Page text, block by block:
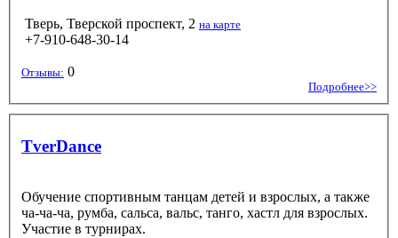
Тверь, Тверской проспект, 2 на карте
+7-910-648-30-14
Отзывы: 0
Подробнее>>
TverDance
Обучение спортивным танцам детей и взрослых, а также
ча-ча-ча, румба, сальса, вальс, танго, хастл для взрослых.
Участие в турнирах.